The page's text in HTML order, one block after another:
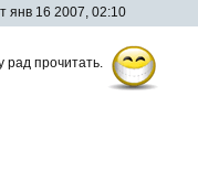
янв 16 2007, 02:10
рад прочитать.